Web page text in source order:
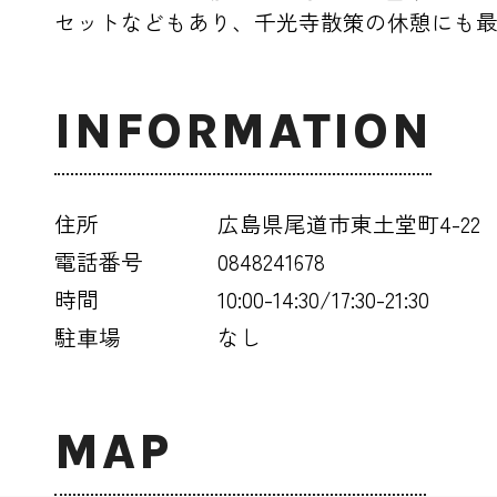
セットなどもあり、千光寺散策の休憩にも
INFORMATION
住所
広島県尾道市東土堂町4-22
電話番号
0848241678
時間
10:00-14:30/17:30-21:30
駐車場
なし
MAP